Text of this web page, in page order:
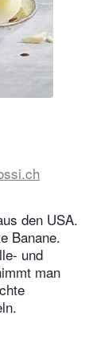
den USA.
Banane.
und
man